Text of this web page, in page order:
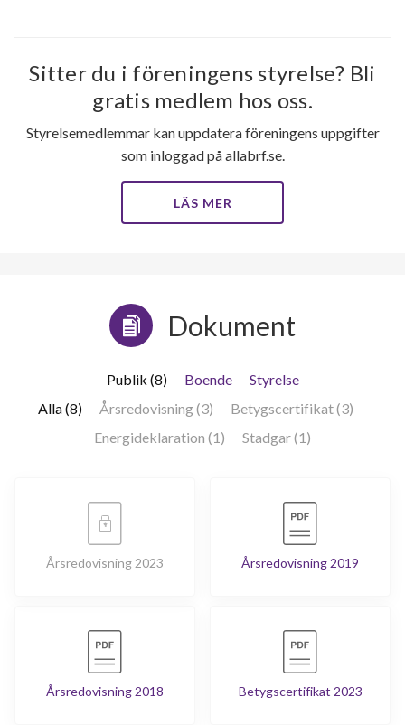
Sitter du i föreningens styrelse? Bli
gratis medlem hos oss.
Styrelsemedlemmar kan uppdatera föreningens uppgifter
som inloggad på allabrf.se.
LÄS MER
Dokument
Publik (8) Boende
Styrelse
Alla (8)
Årsredovisning (3)
Betygscertifikat (3)
Energideklaration (1)
Stadgar (1)
Årsredovisning 2023 Årsredovisning 2019
Årsredovisning 2018 Betygscertifikat 2023